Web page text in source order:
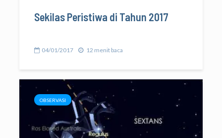
Sekilas Peristiwa di Tahun 2017
04/01/2017 12 menit baca
OBSERVASI